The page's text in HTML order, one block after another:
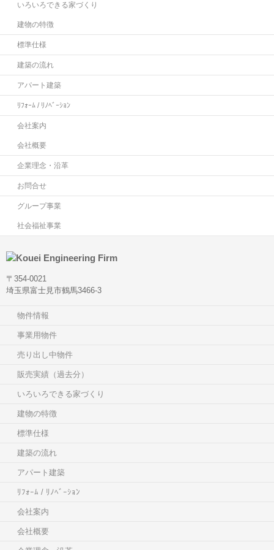
いろいろできる家づくり
建物の特徴
標準仕様
建築の流れ
アパート建築
ﾘﾌｫｰﾑ / ﾘﾉﾍﾞｰｼｮﾝ
会社案内
会社概要
企業理念・沿革
お問合せ
グループ事業
社会福祉事業
〒354-0021
埼玉県富士見市鶴馬3466-3
物件情報
事業用物件
売り出し中物件
販売実績（過去分）
いろいろできる家づくり
建物の特徴
標準仕様
建築の流れ
アパート建築
ﾘﾌｫｰﾑ / ﾘﾉﾍﾞｰｼｮﾝ
会社案内
会社概要